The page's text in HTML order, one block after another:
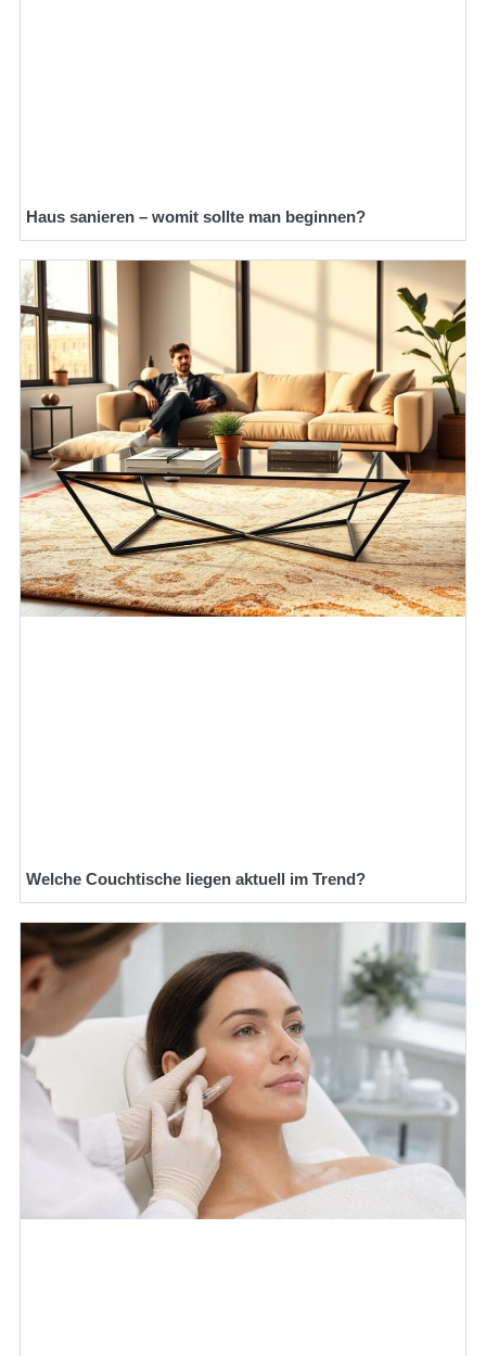
Haus sanieren – womit sollte man beginnen?
Welche Couchtische liegen aktuell im Trend?